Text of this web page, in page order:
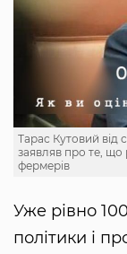
Тарас Кутовий від
заявляв про те, що
фермерів
Уже рівно
політики і